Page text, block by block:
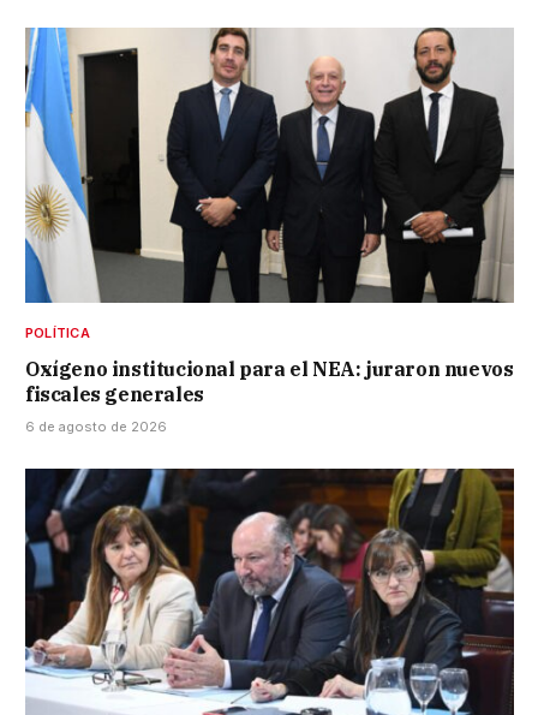
POLÍTICA
Oxígeno institucional para el NEA: juraron nuevos
fiscales generales
6 de agosto de 2026